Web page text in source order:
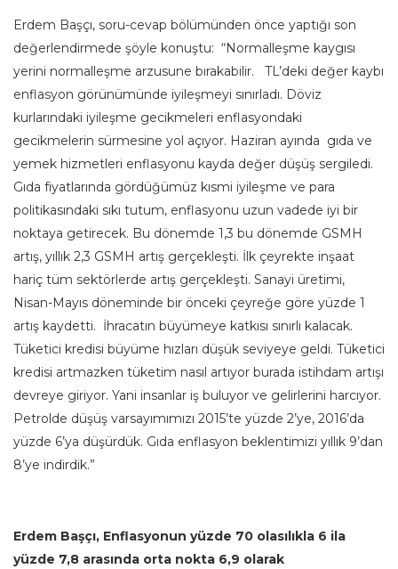
Erdem Başçı, soru-cevap bölümünden önce yaptığı son
değerlendirmede şöyle konuştu: “Normalleşme kaygısı
yerini normalleşme arzusune bırakabilir. TL’deki değer kaybı
enflasyon görünümünde iyileşmeyi sınırladı. Döviz
kurlarındaki iyileşme gecikmeleri enflasyondaki
gecikmelerin sürmesine yol açıyor. Haziran ayında gıda ve
yemek hizmetleri enflasyonu kayda değer düşüş sergiledi.
Gıda fiyatlarında gördüğümüz kısmi iyileşme ve para
politikasındaki sıkı tutum, enflasyonu uzun vadede iyi bir
noktaya getirecek. Bu dönemde 1,3 bu dönemde GSMH
artış, yıllık 2,3 GSMH artış gerçekleşti. İlk çeyrekte inşaat
hariç tüm sektörlerde artış gerçekleşti. Sanayi üretimi,
Nisan-Mayıs döneminde bir önceki çeyreğe göre yüzde 1
artış kaydetti. İhracatın büyümeye katkısı sınırlı kalacak.
Tüketici kredisi büyüme hızları düşük seviyeye geldi. Tüketici
kredisi artmazken tüketim nasıl artıyor burada istihdam artışı
devreye giriyor. Yani insanlar iş buluyor ve gelirlerini harcıyor.
Petrolde düşüş varsayımımızı 2015’te yüzde 2’ye, 2016’da
yüzde 6’ya düşürdük. Gıda enflasyon beklentimizi yıllık 9’dan
8’ye indirdik.”
Erdem Başçı, Enflasyonun yüzde 70 olasılıkla 6 ila
yüzde 7,8 arasında orta nokta 6,9 olarak